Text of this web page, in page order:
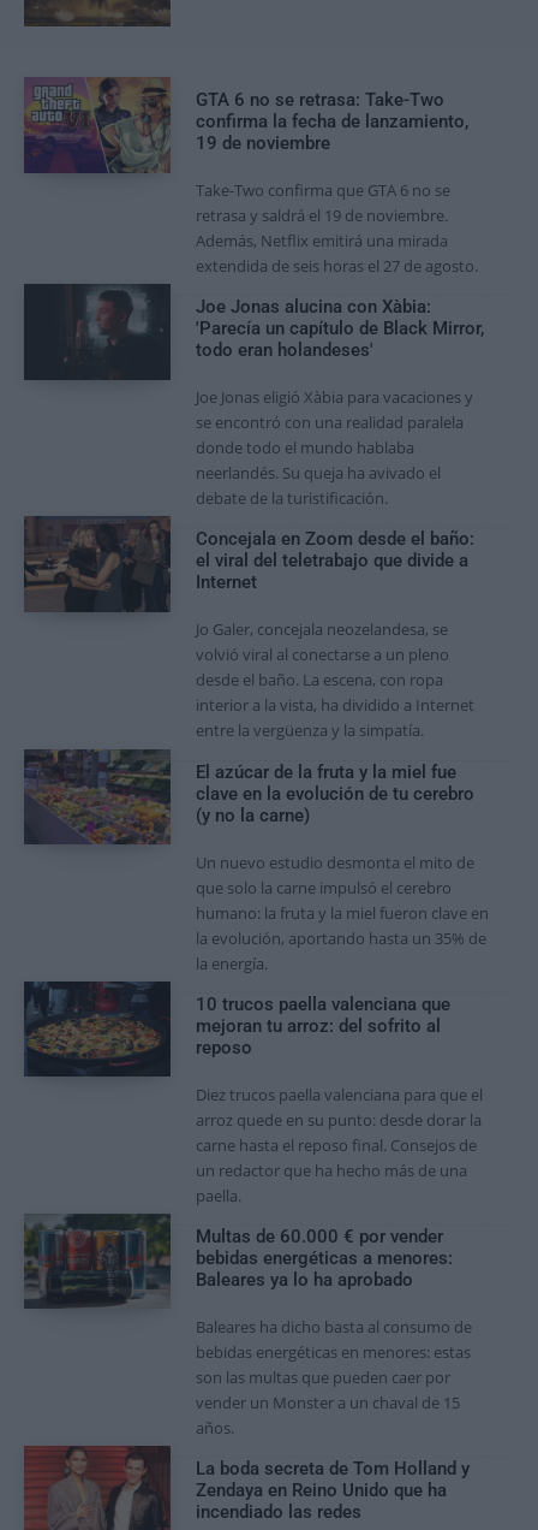
GTA 6 no se retrasa: Take-Two
confirma la fecha de lanzamiento,
19 de noviembre
Take-Two confirma que GTA 6 no se
retrasa y saldrá el 19 de noviembre.
Además, Netflix emitirá una mirada
extendida de seis horas el 27 de agosto.
Joe Jonas alucina con Xàbia:
'Parecía un capítulo de Black Mirror,
todo eran holandeses'
Joe Jonas eligió Xàbia para vacaciones y
se encontró con una realidad paralela
donde todo el mundo hablaba
neerlandés. Su queja ha avivado el
debate de la turistificación.
Concejala en Zoom desde el baño:
el viral del teletrabajo que divide a
Internet
Jo Galer, concejala neozelandesa, se
volvió viral al conectarse a un pleno
desde el baño. La escena, con ropa
interior a la vista, ha dividido a Internet
entre la vergüenza y la simpatía.
El azúcar de la fruta y la miel fue
clave en la evolución de tu cerebro
(y no la carne)
Un nuevo estudio desmonta el mito de
que solo la carne impulsó el cerebro
humano: la fruta y la miel fueron clave en
la evolución, aportando hasta un 35% de
la energía.
10 trucos paella valenciana que
mejoran tu arroz: del sofrito al
reposo
Diez trucos paella valenciana para que el
arroz quede en su punto: desde dorar la
carne hasta el reposo final. Consejos de
un redactor que ha hecho más de una
paella.
Multas de 60.000 € por vender
bebidas energéticas a menores:
Baleares ya lo ha aprobado
Baleares ha dicho basta al consumo de
bebidas energéticas en menores: estas
son las multas que pueden caer por
vender un Monster a un chaval de 15
años.
La boda secreta de Tom Holland y
Zendaya en Reino Unido que ha
incendiado las redes